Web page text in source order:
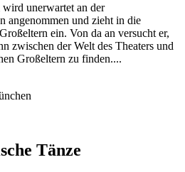
unerwartet an der
angenommen und zieht in die
ein. Von da an versucht er,
zwischen der Welt des Theaters und
Großeltern zu finden....
Tänze